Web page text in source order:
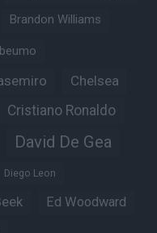
Brandon Williams
Chelsea
Cristiano Ronaldo
David De Gea
Diego Leon
Ed Woodward